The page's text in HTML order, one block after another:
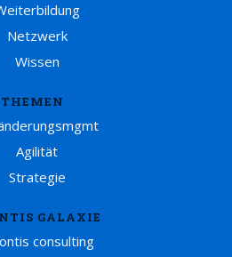
Netzwerk
Wissen
THEMEN
Agilität
Strategie
GALAXIE
consulting